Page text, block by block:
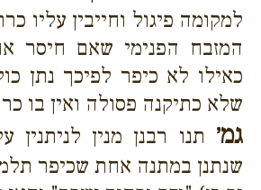
למקומה פיגול וחייבין עליו
המזבח הפנימי שאם חיסר
כאילו לא כיפר לפיכך נתן
שלא כתיקנה פסולה ואין בו
גמ׳ תנו רבנן מנין לניתנין
שנתנן במתנה אחת שכיפר